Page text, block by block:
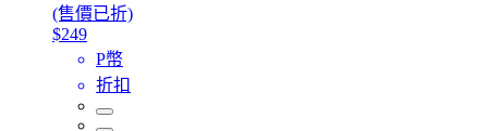
(售價已折)
$249
P幣
折扣